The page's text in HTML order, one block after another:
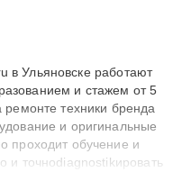
в Ульяновске работают
и стажем от 5
техники бренда
и оригинальные
проходит обучение и
и точноdiagnostikировать